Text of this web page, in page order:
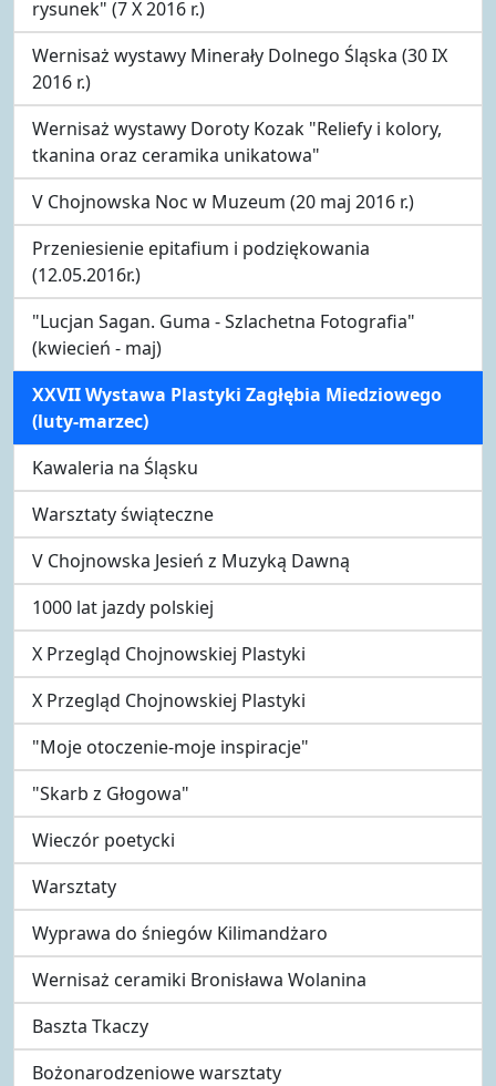
rysunek" (7 X 2016 r.)
Wernisaż wystawy Minerały Dolnego Śląska (30 IX
2016 r.)
Wernisaż wystawy Doroty Kozak "Reliefy i kolory,
tkanina oraz ceramika unikatowa"
V Chojnowska Noc w Muzeum (20 maj 2016 r.)
Przeniesienie epitafium i podziękowania
(12.05.2016r.)
"Lucjan Sagan. Guma - Szlachetna Fotografia"
(kwiecień - maj)
XXVII Wystawa Plastyki Zagłębia Miedziowego
(luty-marzec)
Kawaleria na Śląsku
Warsztaty świąteczne
V Chojnowska Jesień z Muzyką Dawną
1000 lat jazdy polskiej
X Przegląd Chojnowskiej Plastyki
X Przegląd Chojnowskiej Plastyki
"Moje otoczenie-moje inspiracje"
"Skarb z Głogowa"
Wieczór poetycki
Warsztaty
Wyprawa do śniegów Kilimandżaro
Wernisaż ceramiki Bronisława Wolanina
Baszta Tkaczy
Bożonarodzeniowe warsztaty